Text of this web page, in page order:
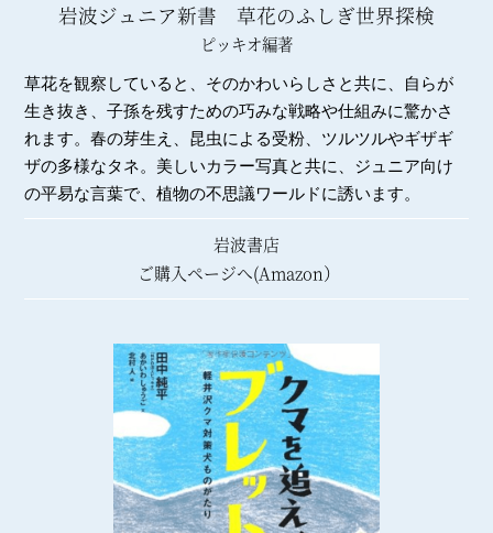
岩波ジュニア新書 草花のふしぎ世界探検
ピッキオ編著
草花を観察していると、そのかわいらしさと共に、自らが
生き抜き、子孫を残すための巧みな戦略や仕組みに驚かさ
れます。春の芽生え、昆虫による受粉、ツルツルやギザギ
ザの多様なタネ。美しいカラー写真と共に、ジュニア向け
の平易な言葉で、植物の不思議ワールドに誘います。
岩波書店
ご購入ページへ(Amazon）